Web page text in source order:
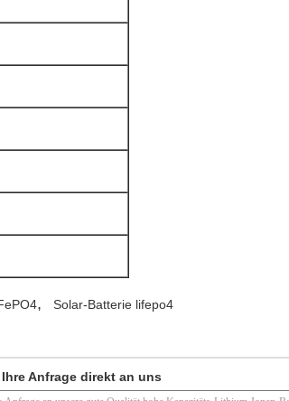
, Solar-Batterie lifepo4
Anfrage direkt an uns